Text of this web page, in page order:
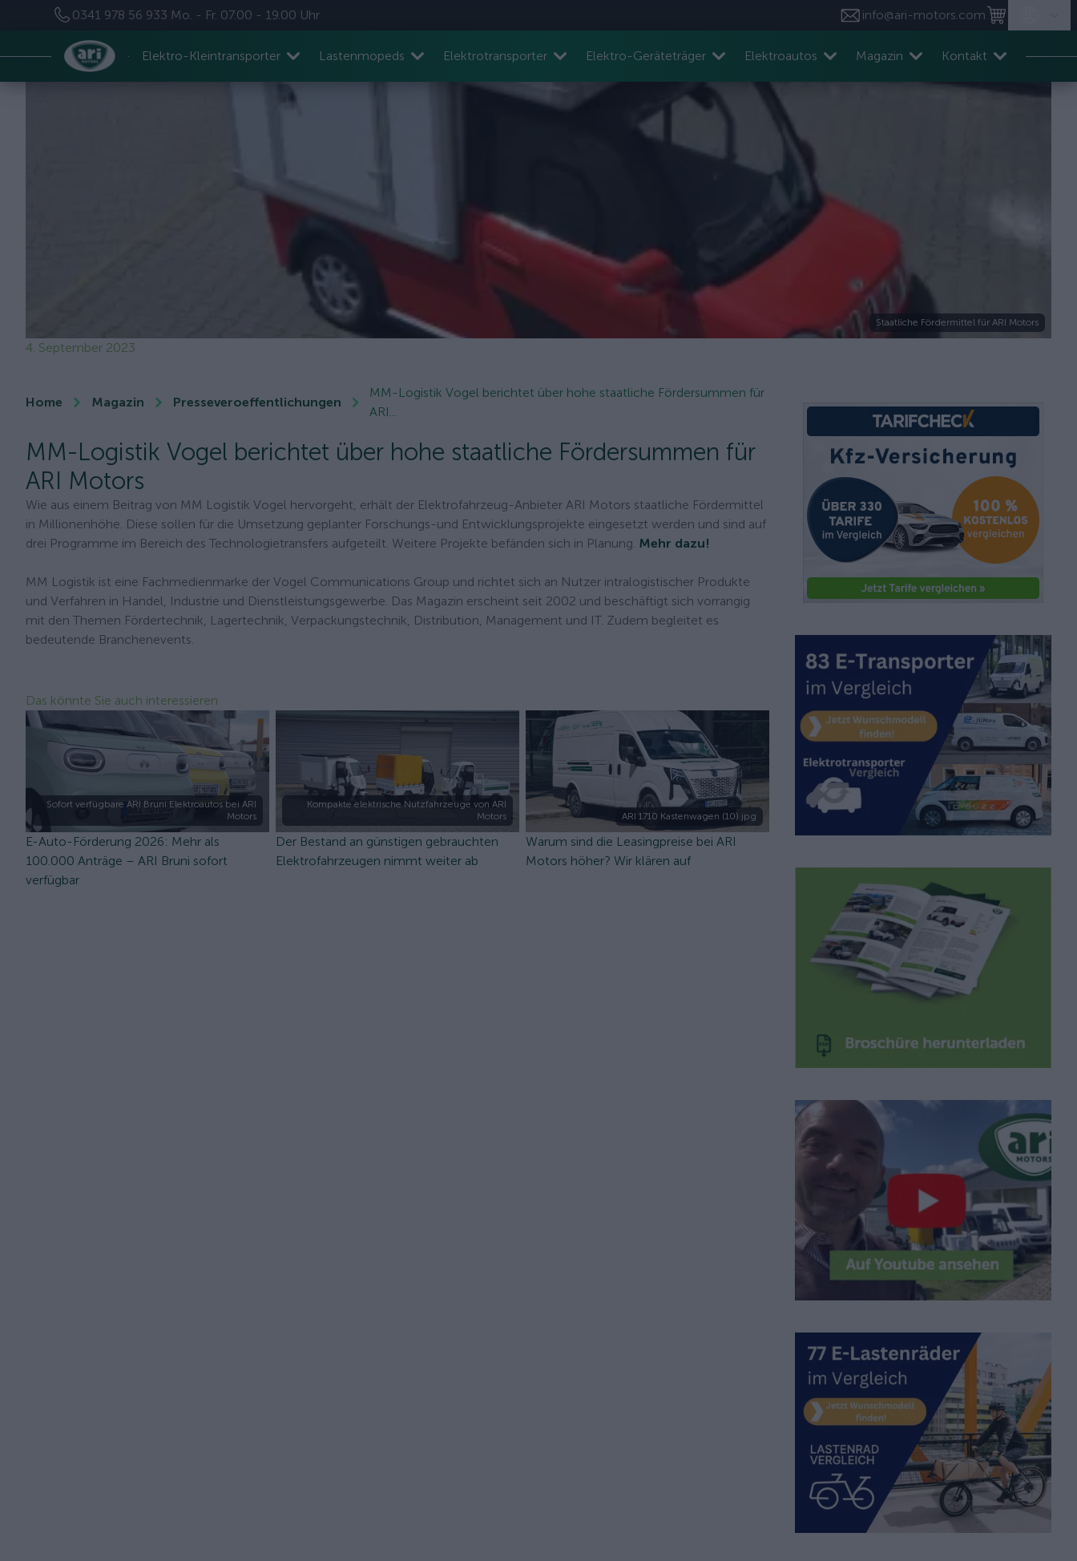
0341 978 56 933 Mo. - Fr. 07.00 - 19.00 Uhr info@ari-motors.com
Elektro-Kleintransporter Lastenmopeds Elektrotransporter Elektro-Geräteträger Elektroautos Magazin Kontakt
Staatliche Fördermittel für ARI Motors
4. September 2023
Home Magazin Presseveroeffentlichungen
MM-Logistik Vogel berichtet über hohe staatliche Fördersummen für
ARI...
MM-Logistik Vogel berichtet über hohe staatliche Fördersummen für
ARI Motors
Wie aus einem Beitrag von MM Logistik Vogel hervorgeht, erhält der Elektrofahrzeug-Anbieter ARI Motors staatliche Fördermittel
in Millionenhöhe. Diese sollen für die Umsetzung geplanter Forschungs-und Entwicklungsprojekte eingesetzt werden und sind auf
drei Programme im Bereich des Technologietransfers aufgeteilt. Weitere Projekte befänden sich in Planung. Mehr dazu!
MM Logistik ist eine Fachmedienmarke der Vogel Communications Group und richtet sich an Nutzer intralogistischer Produkte
und Verfahren in Handel, Industrie und Dienstleistungsgewerbe. Das Magazin erscheint seit 2002 und beschäftigt sich vorrangig
mit den Themen Fördertechnik, Lagertechnik, Verpackungstechnik, Distribution, Management und IT. Zudem begleitet es
bedeutende Branchenevents.
Das könnte Sie auch interessieren
Sofort verfügbare ARI Bruni Elektroautos bei ARI
Motors
E-Auto-Förderung 2026: Mehr als
100.000 Anträge – ARI Bruni sofort
verfügbar
Kompakte elektrische Nutzfahrzeuge von ARI
Motors
Der Bestand an günstigen gebrauchten
Elektrofahrzeugen nimmt weiter ab
ARI 1710 Kastenwagen (10).jpg
Warum sind die Leasingpreise bei ARI
Motors höher? Wir klären auf